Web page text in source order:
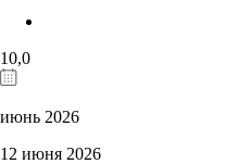
10,0
июнь 2026
12 июня 2026